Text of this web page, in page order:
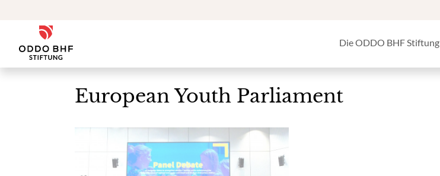
ODDO BHF Stiftung
Die ODDO BHF Stiftung
European Youth Parliament